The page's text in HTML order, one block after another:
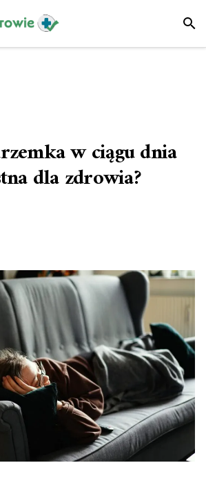
w ciągu dnia
dla zdrowia?